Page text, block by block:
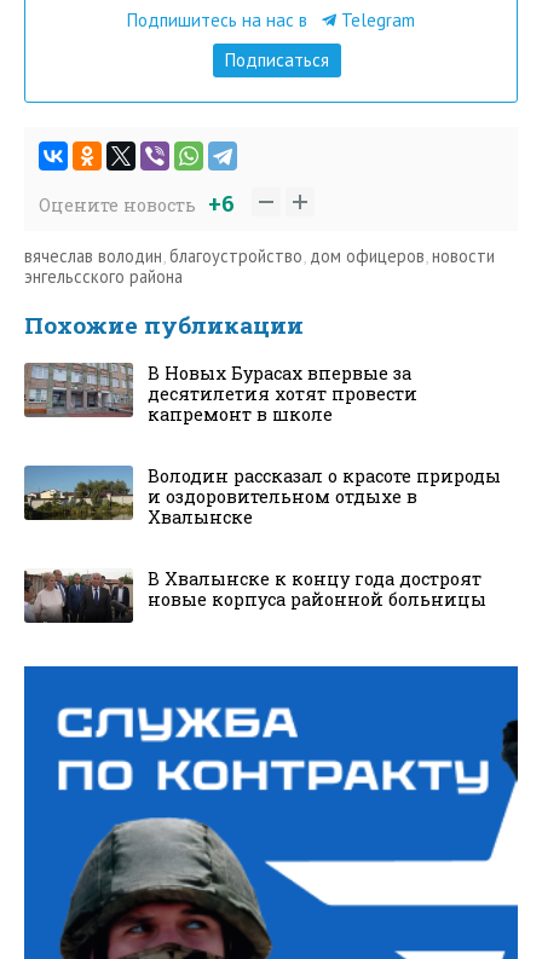
Подпишитесь на нас в
Telegram
Подписаться
Оцените новость +6
вячеслав володин,благоустройство, дом офицеров,новости
энгельсского района
Похожие публикации
В Новых Бурасах впервые за
десятилетия хотят провести
капремонт в школе
Володин рассказал о красоте природы
и оздоровительном отдыхе в
Хвалынске
В Хвалынске к концу года достроят
новые корпуса районной больницы